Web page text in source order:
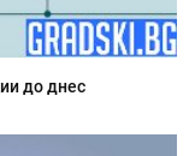
до днес